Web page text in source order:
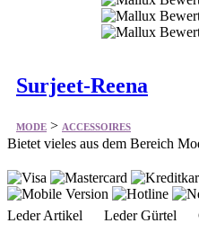
Surjeet-Reena
MODE > ACCESSOIRES
Bietet vieles aus dem Bereich
Leder Artikel Leder Gürtel